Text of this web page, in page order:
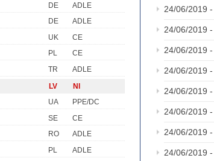
DE
ADLE
DE
ADLE
UK
CE
PL
CE
TR
ADLE
LV
NI
UA
PPE/DC
SE
CE
RO
ADLE
PL
ADLE
24/06/2019 -
24/06/2019 -
24/06/2019 -
24/06/2019 -
24/06/2019 -
24/06/2019 -
24/06/2019 -
24/06/2019 -